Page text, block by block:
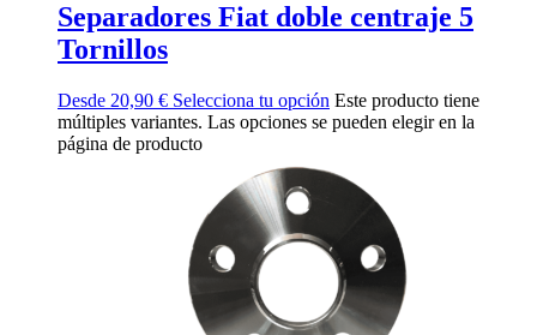
Separadores Fiat doble centraje 5
Tornillos
Desde 20,90 € Selecciona tu opción Este producto tiene
múltiples variantes. Las opciones se pueden elegir en la
página de producto